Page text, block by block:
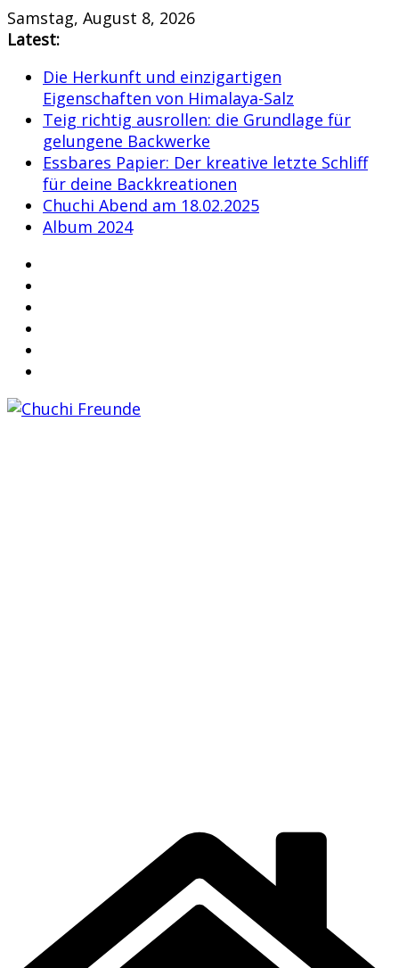
Skip
to
Samstag, August 8, 2026
Latest:
Die Herkunft und einzigartigen
Eigenschaften von Himalaya-Salz
Teig richtig ausrollen: die Grundlage für
gelungene Backwerke
Essbares Papier: Der kreative letzte Schliff
für deine Backkreationen
Chuchi Abend am 18.02.2025
Album 2024